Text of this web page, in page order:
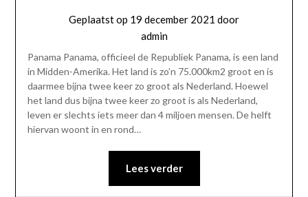
Geplaatst op 19 december 2021 door
admin
Panama Panama, officieel de Republiek Panama, is een land
in Midden-Amerika. Het land is zo’n 75.000km2 groot en is
daarmee bijna twee keer zo groot als Nederland. Hoewel
het land dus bijna twee keer zo groot is als Nederland,
leven er slechts iets meer dan 4 miljoen mensen. De helft
hiervan woont in en rond…
Lees verder